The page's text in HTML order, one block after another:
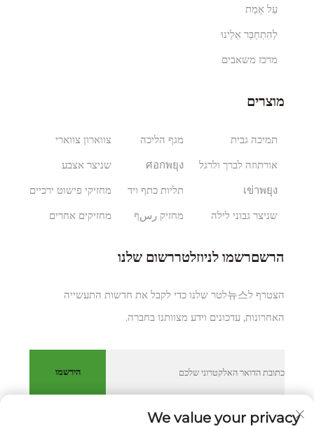
עַל אָמַת
לְהִתְחַבֵּר אֵלֵינוּ
מרכז משאבים
מוצרים
תמיכה גבית
אורתוזה לברך ולרגל
เข่าพยุง
שניצר גבוני לילה
מגף הליכה
ศอกพยุง
תליות כתף ויד
מחזיק رسף
צווארון צווארי
שניצר אצבע
מחזיקי פישוט ירכיים
מחזיקים אחרים
הרשםרשמו לניוזלטררשום שלנו
הצטרף ל뉴스לטר שלנו כדי לקבל את חדשות התעשייה
האחרונות, עדכונים וידע מצוותנו בחברה.
הירשמו
We value your privacy